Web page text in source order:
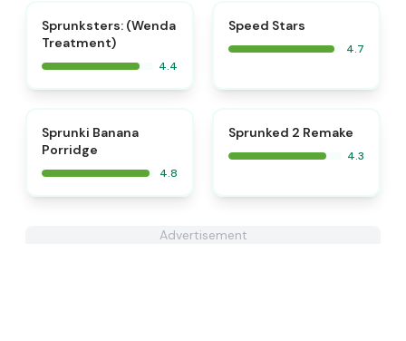
Sprunksters: (Wenda
Treatment)
4.4
​​Speed Stars​
4.7
Sprunki Banana
Porridge
4.8
Sprunked 2 Remake
4.3
Advertisement